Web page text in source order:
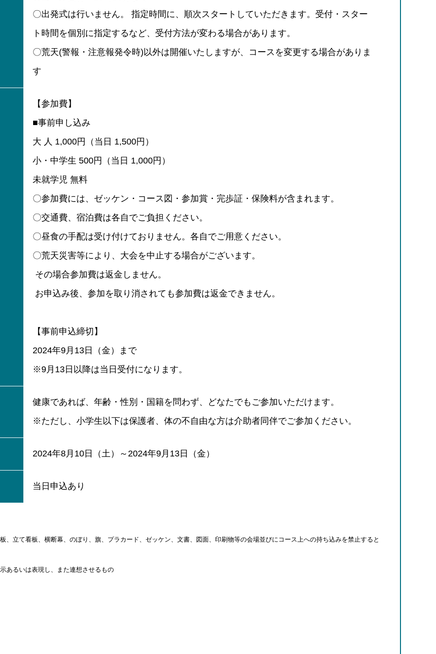
〇出発式は行いません。 指定時間に、順次スタートしていただきます。受付・スター
ト時間を個別に指定するなど、受付方法が変わる場合があります。
〇荒天(警報・注意報発令時)以外は開催いたしますが、コースを変更する場合がありま
す
【参加費】
■事前申し込み
大 人 1,000円（当日 1,500円）
小・中学生 500円（当日 1,000円）
未就学児 無料
〇参加費には、ゼッケン・コース図・参加賞・完歩証・保険料が含まれます。
〇交通費、宿泊費は各自でご負担ください。
〇昼食の手配は受け付けておりません。各自でご用意ください。
〇荒天災害等により、大会を中止する場合がございます。
その場合参加費は返金しません。
お申込み後、参加を取り消されても参加費は返金できません。
【事前申込締切】
2024年9月13日（金）まで
※9月13日以降は当日受付になります。
健康であれば、年齢・性別・国籍を問わず、どなたでもご参加いただけます。
※ただし、小学生以下は保護者、体の不自由な方は介助者同伴でご参加ください。
2024年8月10日（土）～2024年9月13日（金）
当日申込あり
立て看板、横断幕、のぼり、旗、プラカード、ゼッケン、文書、図面、印刷物等の会場並びにコース上への持ち込みを禁止すると
あるいは表現し、また連想させるもの